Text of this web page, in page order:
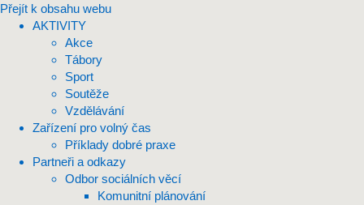
Přejít k obsahu webu
AKTIVITY
Akce
Tábory
Sport
Soutěže
Vzdělávání
Zařízení pro volný čas
Příklady dobré praxe
Partneři a odkazy
Odbor sociálních věcí
Komunitní plánování